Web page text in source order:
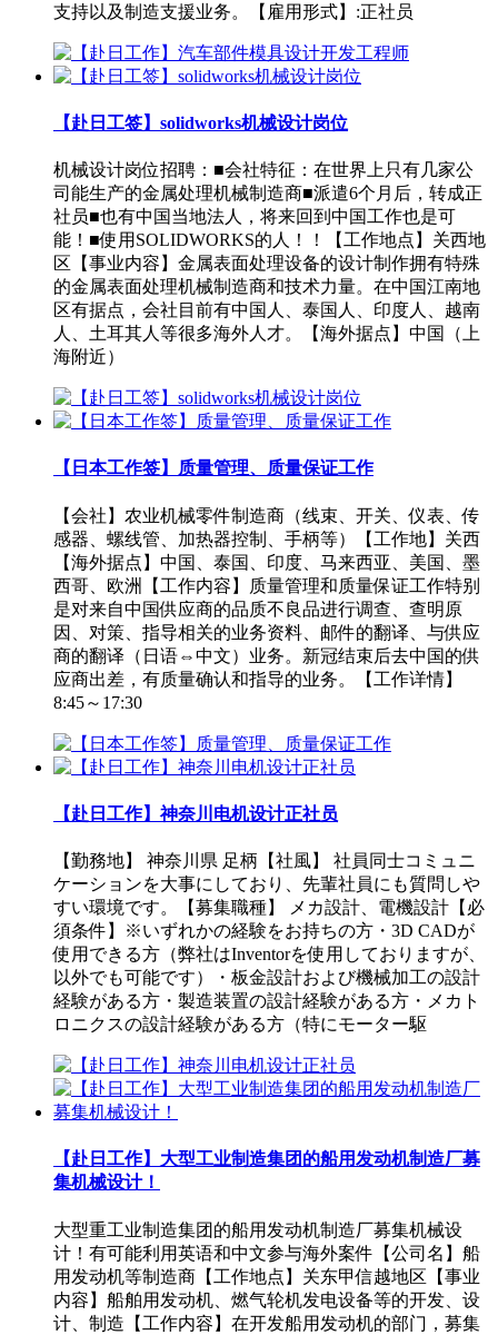
支持以及制造支援业务。【雇用形式】:正社员
【赴日工签】solidworks机械设计岗位
机械设计岗位招聘：■会社特征：在世界上只有几家公
司能生产的金属处理机械制造商■派遣6个月后，转成正
社员■也有中国当地法人，将来回到中国工作也是可
能！■使用SOLIDWORKS的人！！【工作地点】关西地
区【事业内容】金属表面处理设备的设计制作拥有特殊
的金属表面处理机械制造商和技术力量。在中国江南地
区有据点，会社目前有中国人、泰国人、印度人、越南
人、土耳其人等很多海外人才。【海外据点】中国（上
海附近）
【日本工作签】质量管理、质量保证工作
【会社】农业机械零件制造商（线束、开关、仪表、传
感器、螺线管、加热器控制、手柄等）【工作地】关西
【海外据点】中国、泰国、印度、马来西亚、美国、墨
西哥、欧洲【工作内容】质量管理和质量保证工作特别
是对来自中国供应商的品质不良品进行调查、查明原
因、对策、指导相关的业务资料、邮件的翻译、与供应
商的翻译（日语⇔中文）业务。新冠结束后去中国的供
应商出差，有质量确认和指导的业务。【工作详情】
8:45～17:30
【赴日工作】神奈川电机设计正社员
【勤務地】 神奈川県 足柄【社風】 社員同士コミュニ
ケーションを大事にしており、先輩社員にも質問しや
すい環境です。【募集職種】 メカ設計、電機設計【必
須条件】※いずれかの経験をお持ちの方・3D CADが
使用できる方（弊社はInventorを使用しておりますが、
以外でも可能です）・板金設計および機械加工の設計
経験がある方・製造装置の設計経験がある方・メカト
ロニクスの設計経験がある方（特にモーター駆
【赴日工作】大型工业制造集团的船用发动机制造厂募
集机械设计！
大型重工业制造集团的船用发动机制造厂募集机械设
计！有可能利用英语和中文参与海外案件【公司名】船
用发动机等制造商【工作地点】关东甲信越地区【事业
内容】船舶用发动机、燃气轮机发电设备等的开发、设
计、制造【工作内容】在开发船用发动机的部门，募集